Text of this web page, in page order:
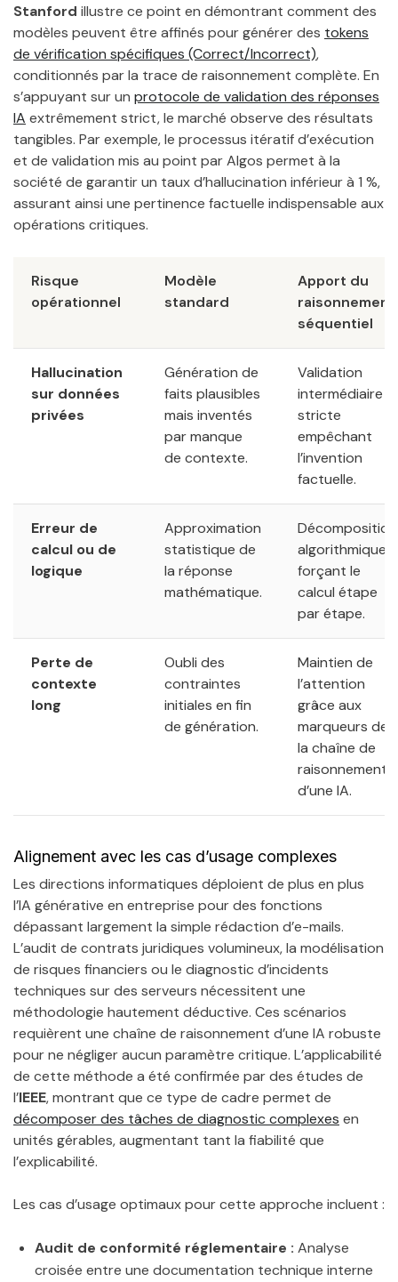
Stanford illustre ce point en démontrant comment des
modèles peuvent être affinés pour générer des tokens
de vérification spécifiques (Correct/Incorrect),
conditionnés par la trace de raisonnement complète. En
s’appuyant sur un protocole de validation des réponses
IA extrêmement strict, le marché observe des résultats
tangibles. Par exemple, le processus itératif d’exécution
et de validation mis au point par Algos permet à la
société de garantir un taux d’hallucination inférieur à 1 %,
assurant ainsi une pertinence factuelle indispensable aux
opérations critiques.
Risque
opérationnel
Modèle
standard
Apport du
raisonnement
séquentiel
Hallucination
sur données
privées
Génération de
faits plausibles
mais inventés
par manque
de contexte.
Validation
intermédiaire
stricte
empêchant
l’invention
factuelle.
Erreur de
calcul ou de
logique
Approximation
statistique de
la réponse
mathématique.
Décomposition
algorithmique
forçant le
calcul étape
par étape.
Perte de
contexte
long
Oubli des
contraintes
initiales en fin
de génération.
Maintien de
l’attention
grâce aux
marqueurs de
la chaîne de
raisonnement
d’une IA.
Alignement avec les cas d’usage complexes
Les directions informatiques déploient de plus en plus
l’IA générative en entreprise pour des fonctions
dépassant largement la simple rédaction d’e-mails.
L’audit de contrats juridiques volumineux, la modélisation
de risques financiers ou le diagnostic d’incidents
techniques sur des serveurs nécessitent une
méthodologie hautement déductive. Ces scénarios
requièrent une chaîne de raisonnement d’une IA robuste
pour ne négliger aucun paramètre critique. L’applicabilité
de cette méthode a été confirmée par des études de
l’IEEE, montrant que ce type de cadre permet de
décomposer des tâches de diagnostic complexes en
unités gérables, augmentant tant la fiabilité que
l’explicabilité.
Les cas d’usage optimaux pour cette approche incluent :
Audit de conformité réglementaire : Analyse
croisée entre une documentation technique interne